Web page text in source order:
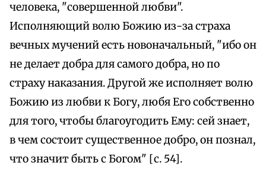
человека, "совершенной любви".
Исполняющий волю Божию из-за страха
вечных мучений есть новоначальный, "ибо он
не делает добра для самого добра, но по
страху наказания. Другой же исполняет волю
Божию из любви к Богу, любя Его собственно
для того, чтобы благоугодить Ему: сей знает,
в чем состоит существенное добро, он познал,
что значит быть с Богом" [с. 54].